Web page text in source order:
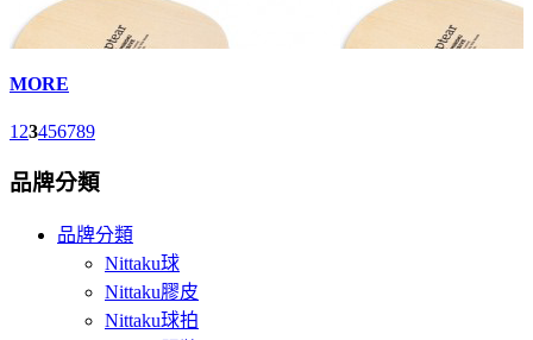
MORE
1 23456789
品牌分類
品牌分類
Nittaku球
Nittaku膠皮
Nittaku球拍